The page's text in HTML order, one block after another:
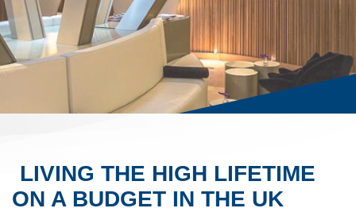
LIVING THE HIGH LIFETIME
ON A BUDGET IN THE UK